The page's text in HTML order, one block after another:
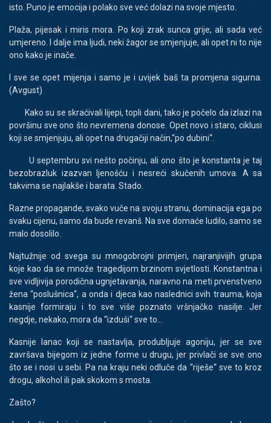
isto. Puno je emocija i polako sve već dolazi na svoje mjesto.
Plaža, pijesak i miris mora. Po koji zrak sunca grije, ali sada već
umjereno. I dalje ima ljudi, neki žagor se smjenjuje, ali opet ni to nije
ono kako je inače.
I sve se opet mijenja i samo je i uvijek baš ta promjena sigurna.
(Avgust)
Kako su se skraćivali lijepi, topli dani, tako je počelo da izlazi na
površinu sve ono što nevremena donose. Opet novo i staro, ciklusi
koji se smjenjuju, ali opet na drugačiji način,“po dubini“.
U septembru svi nešto počinju, ali ono što je konstanta je taj
bezobrazluk izazvan ljenošću i nesreći skučenih umova. A sa
takvima se najlakše i barata. Stado.
Razne propagande, svako vuče na svoju stranu, dominacija ega po
svaku cijenu, samo da bude revanš. Na sve domaće ludilo, samo se
malo dosolilo.
Najtužnije od svega su mnogobrojni primjeri, najranjivijih grupa
koje kao da se množe tragedijom brzinom svjetlosti. Konstantna i
sve vidljivija porodična ugnjetavanja, naravno na meti prvenstveno
žena “poslušnica“, a onda i djeca kao naslednici svih trauma, koja
kasnije formiraju i to sve više poznato vršnjačko nasilje. Jer
negdje, nekako, mora da “izduši“ sve to...
Kasnije lanac koji se nastavlja, produbljuje agoniju, jer se sve
završava bijegom iz jedne forme u drugu, jer privlači se sve ono
što se i nosi u sebi. Pa na kraju neki odluče da “riješe“ sve to kroz
drogu, alkohol ili pak skokom s mosta.
Zašto?